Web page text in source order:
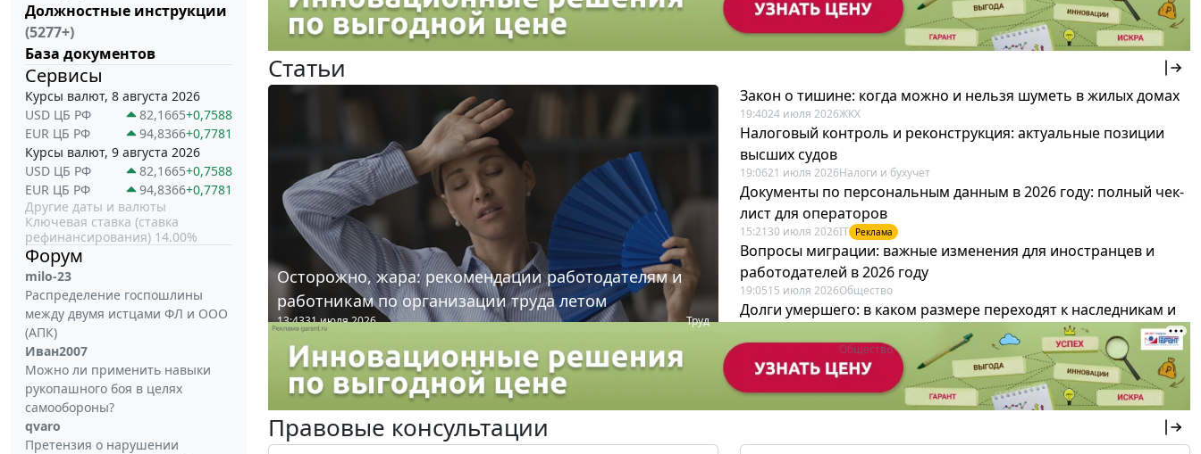
Должностные инструкции
(5277+)
База документов
Сервисы
Курсы валют, 8 августа 2026
USD ЦБ РФ
82,1665+0,7588
EUR ЦБ РФ
94,8366+0,7781
Курсы валют, 9 августа 2026
USD ЦБ РФ
82,1665+0,7588
EUR ЦБ РФ
94,8366+0,7781
Другие даты и валюты
Ключевая ставка (ставка
рефинансирования) 14.00%
Форум
milo-23
Распределение госпошлины
между двумя истцами ФЛ и ООО
(АПК)
Иван2007
Можно ли применить навыки
рукопашного боя в целях
самообороны?
qvaro
Претензия о нарушении
Статьи
Осторожно, жара: рекомендации работодателям и
работникам по организации труда летом
13:4331 июля 2026 Труд
Закон о тишине: когда можно и нельзя шуметь в жилых домах
19:4024 июля 2026ЖКХ
Налоговый контроль и реконструкция: актуальные позиции
высших судов
19:0621 июля 2026Налоги и бухучет
Документы по персональным данным в 2026 году: полный чек-
лист для операторов
15:21 30 июля 2026IT Реклама
Вопросы миграции: важные изменения для иностранцев и
работодателей в 2026 году
19:0515 июля 2026Общество
Долги умершего: в каком размере переходят к наследникам и
19:43 Общество
Правовые консультации